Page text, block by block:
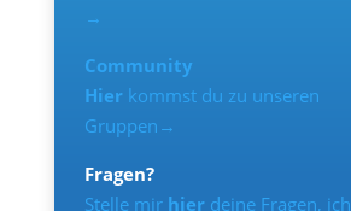
→
Community
Hier kommst du zu unseren
Gruppen→
Fragen?
Stelle mir hierdeine Fragen, ich